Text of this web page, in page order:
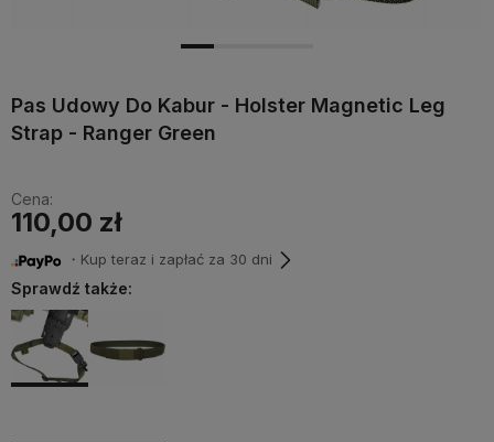
Pas Udowy Do Kabur - Holster Magnetic Leg
Strap - Ranger Green
Cena:
110,00 zł
・Kup teraz i zapłać za 30 dni
Sprawdź także: